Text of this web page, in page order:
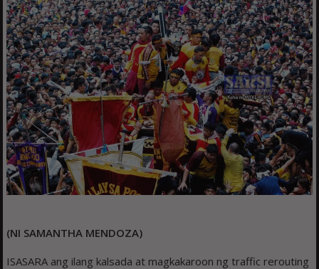
(NI SAMANTHA MENDOZA)
ISASARA ang ilang kalsada at magkakaroon ng traffic rerouting